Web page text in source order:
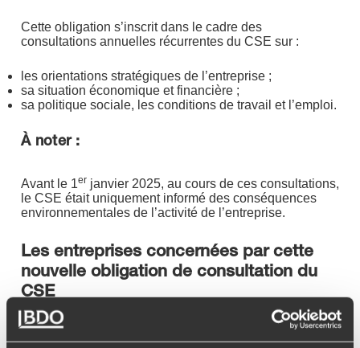
Cette obligation s’inscrit dans le cadre des
consultations annuelles récurrentes du CSE sur :
les orientations stratégiques de l’entreprise ;
sa situation économique et financière ;
sa politique sociale, les conditions de travail et l’emploi.
À noter :
Avant le 1er janvier 2025, au cours de ces consultations,
le CSE était uniquement informé des conséquences
environnementales de l’activité de l’entreprise.
Les entreprises concernées par cette
nouvelle obligation de consultation du
CSE